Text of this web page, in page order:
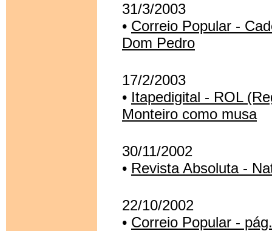
31/3/2003
• Correio Popular -
Dom Pedro
17/2/2003
• Itapedigital - ROL
Monteiro como musa
30/11/2002
• Revista Absoluta -
22/10/2002
• Correio Popular -